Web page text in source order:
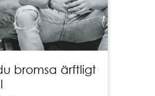
bromsa ärftligt